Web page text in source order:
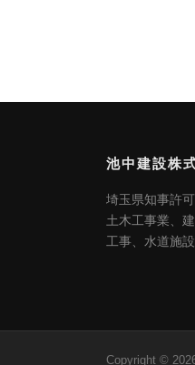
池中建設株
埼玉県知事許
土木工事業、
工事、水道施
Copyright ©